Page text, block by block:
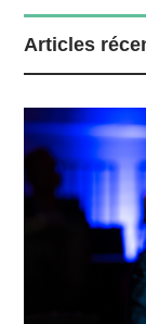
Articles